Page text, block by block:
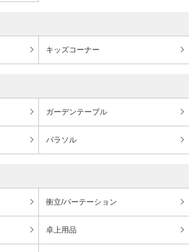
キッズコーナー
ガーデンテーブル
パラソル
衝立/パーテーション
卓上用品